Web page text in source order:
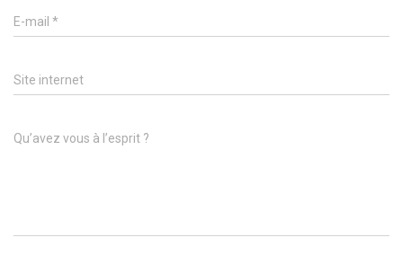
E-mail *
Site internet
Qu’avez vous à l’esprit ?